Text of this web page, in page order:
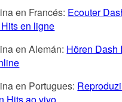
en Francés: Ecouter
en ligne
en Alemán: Hören Dash
en Portugues:
Hits ao vivo